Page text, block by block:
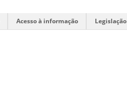
Acesso à informação Legislação